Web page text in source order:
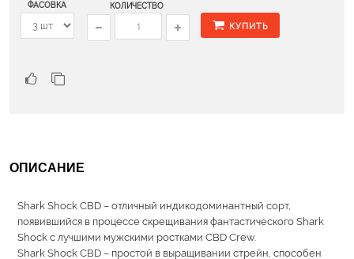
ФАСОВКА КОЛИЧЕСТВО
КУПИТЬ
ОПИСАНИЕ
Shark Shock CBD – отличный индикодоминантный сорт,
появившийся в процессе скрещивания фантастического Shark
Shock с лучшими мужскими ростками CBD Crew.
Shark Shock CBD – простой в выращивании стрейн, способен